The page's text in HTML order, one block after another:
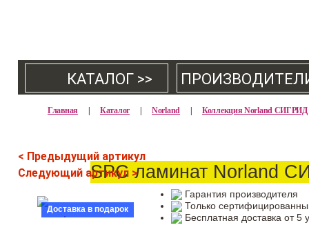
КАТАЛОГ >>
Главная | Каталог | Norland | Коллекция Norland СИГРИД
< Предыдущий артикул
Следующий артикул >SPC ламинат Norland
Доставка в подарок
Гарантия производителя
Только
Бесплатная доставка от 5